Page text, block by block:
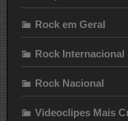
Rock em Geral
Rock Internacional
Rock Nacional
Videoclipes Mais